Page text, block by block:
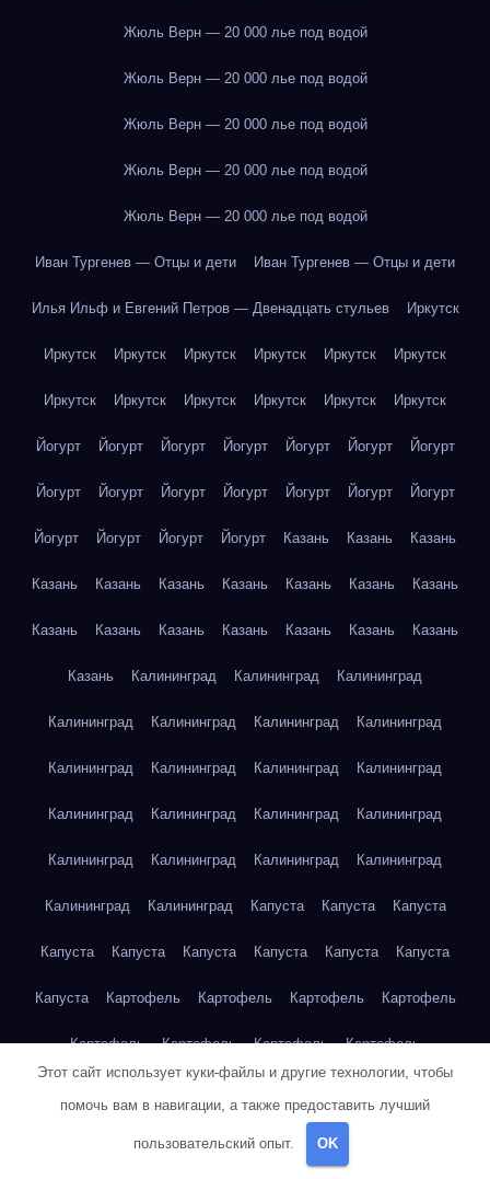
Жюль Верн — 20 000 лье под водой
Жюль Верн — 20 000 лье под водой
Жюль Верн — 20 000 лье под водой
Жюль Верн — 20 000 лье под водой
Жюль Верн — 20 000 лье под водой
Иван Тургенев — Отцы и дети Иван Тургенев — Отцы и дети
Илья Ильф и Евгений Петров — Двенадцать стульев Иркутск
Иркутск Иркутск Иркутск Иркутск Иркутск Иркутск
Иркутск Иркутск Иркутск Иркутск Иркутск Иркутск
Йогурт Йогурт Йогурт Йогурт Йогурт Йогурт Йогурт
Йогурт Йогурт Йогурт Йогурт Йогурт Йогурт Йогурт
Йогурт Йогурт Йогурт Йогурт Казань Казань Казань
Казань Казань Казань Казань Казань Казань Казань
Казань Казань Казань Казань Казань Казань Казань
Казань Калининград Калининград Калининград
Калининград Калининград Калининград Калининград
Калининград Калининград Калининград Калининград
Калининград Калининград Калининград Калининград
Калининград Калининград Калининград Калининград
Калининград Калининград Капуста Капуста Капуста
Капуста Капуста Капуста Капуста Капуста Капуста
Капуста Картофель Картофель Картофель Картофель
Картофель Картофель Картофель Картофель
Кейптаун Кейптаун
Этот сайт использует куки-файлы и другие технологии, чтобы
помочь вам в навигации, а также предоставить лучший
пользовательский опыт. OK